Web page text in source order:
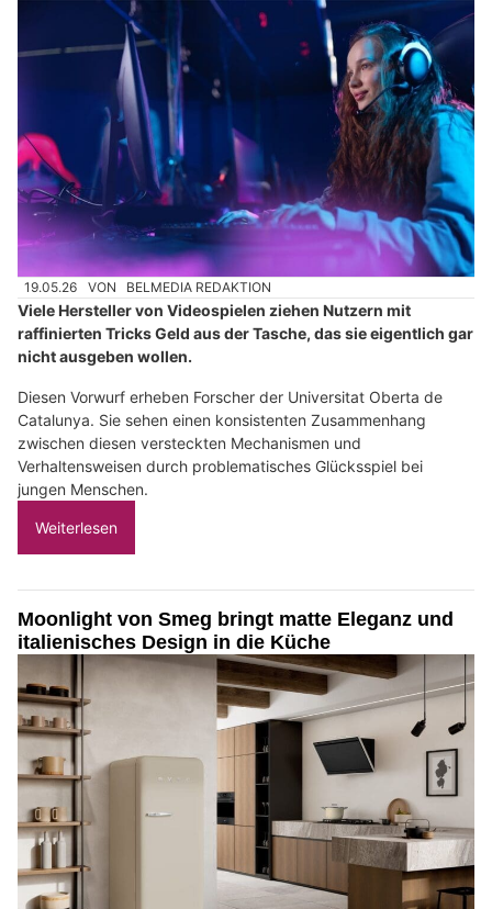
19.05.26 VON BELMEDIA REDAKTION
Viele Hersteller von Videospielen ziehen Nutzern mit
raffinierten Tricks Geld aus der Tasche, das sie eigentlich gar
nicht ausgeben wollen.
Diesen Vorwurf erheben Forscher der Universitat Oberta de
Catalunya. Sie sehen einen konsistenten Zusammenhang
zwischen diesen versteckten Mechanismen und
Verhaltensweisen durch problematisches Glücksspiel bei
jungen Menschen.
Weiterlesen
Moonlight von Smeg bringt matte Eleganz und
italienisches Design in die Küche